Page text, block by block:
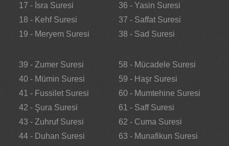
17 - İsra Suresi
18 - Kehf Suresi
19 - Meryem Suresi
36 - Yasin Suresi
37 - Saffat Suresi
38 - Sad Suresi
39 - Zumer Suresi
40 - Mümin Suresi
41 - Fussilet Suresi
42 - Şura Suresi
43 - Zuhruf Suresi
44 - Duhan Suresi
58 - Mücadele Suresi
59 - Haşr Suresi
60 - Mumtehine Suresi
61 - Saff Suresi
62 - Cuma Suresi
63 - Munafikun Suresi